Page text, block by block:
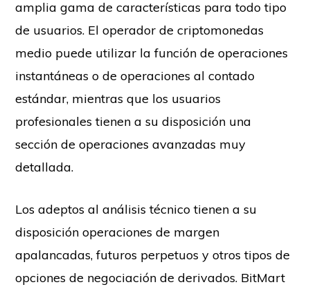
amplia gama de características para todo tipo
de usuarios. El operador de criptomonedas
medio puede utilizar la función de operaciones
instantáneas o de operaciones al contado
estándar, mientras que los usuarios
profesionales tienen a su disposición una
sección de operaciones avanzadas muy
detallada.
Los adeptos al análisis técnico tienen a su
disposición operaciones de margen
apalancadas, futuros perpetuos y otros tipos de
opciones de negociación de derivados. BitMart